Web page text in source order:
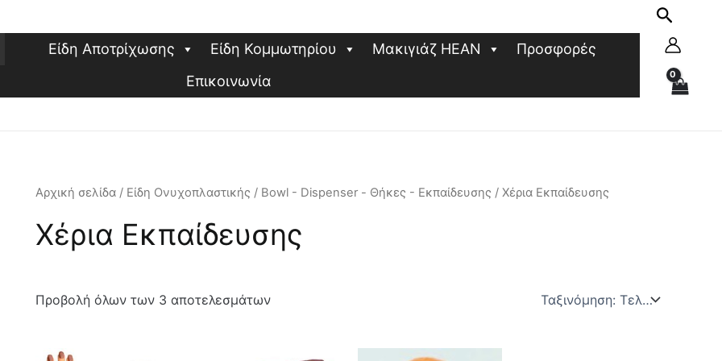
Είδη Αποτρίχωσης Είδη Κομμωτηρίου Μακιγιάζ HEAN
Προσφορές
Επικοινωνία
Αρχική σελίδα / Είδη Ονυχοπλαστικής / Bowl - Dispenser - Θήκες - Εκπαίδευσης / Χέρια Εκπαίδευσης
Χέρια Εκπαίδευσης
Προβολή όλων των 3 αποτελεσμάτων
Αυτό